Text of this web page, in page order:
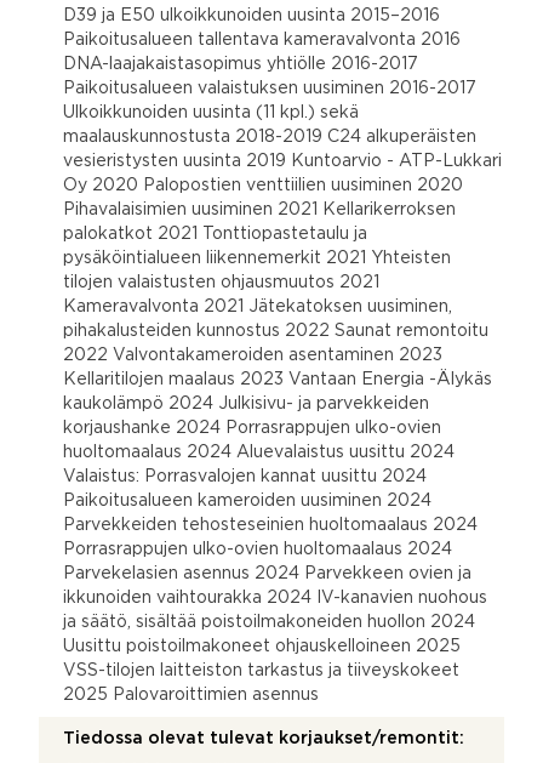
D39 ja E50 ulkoikkunoiden uusinta 2015–2016
Paikoitusalueen tallentava kameravalvonta 2016
DNA-laajakaistasopimus yhtiölle 2016-2017
Paikoitusalueen valaistuksen uusiminen 2016-2017
Ulkoikkunoiden uusinta (11 kpl.) sekä
maalauskunnostusta 2018-2019 C24 alkuperäisten
vesieristysten uusinta 2019 Kuntoarvio - ATP-Lukkari
Oy 2020 Palopostien venttiilien uusiminen 2020
Pihavalaisimien uusiminen 2021 Kellarikerroksen
palokatkot 2021 Tonttiopastetaulu ja
pysäköintialueen liikennemerkit 2021 Yhteisten
tilojen valaistusten ohjausmuutos 2021
Kameravalvonta 2021 Jätekatoksen uusiminen,
pihakalusteiden kunnostus 2022 Saunat remontoitu
2022 Valvontakameroiden asentaminen 2023
Kellaritilojen maalaus 2023 Vantaan Energia -Älykäs
kaukolämpö 2024 Julkisivu- ja parvekkeiden
korjaushanke 2024 Porrasrappujen ulko-ovien
huoltomaalaus 2024 Aluevalaistus uusittu 2024
Valaistus: Porrasvalojen kannat uusittu 2024
Paikoitusalueen kameroiden uusiminen 2024
Parvekkeiden tehosteseinien huoltomaalaus 2024
Porrasrappujen ulko-ovien huoltomaalaus 2024
Parvekelasien asennus 2024 Parvekkeen ovien ja
ikkunoiden vaihtourakka 2024 IV-kanavien nuohous
ja säätö, sisältää poistoilmakoneiden huollon 2024
Uusittu poistoilmakoneet ohjauskelloineen 2025
VSS-tilojen laitteiston tarkastus ja tiiveyskokeet
2025 Palovaroittimien asennus
Tiedossa olevat tulevat korjaukset/remontit: